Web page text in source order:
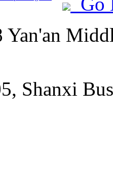
Shanxi